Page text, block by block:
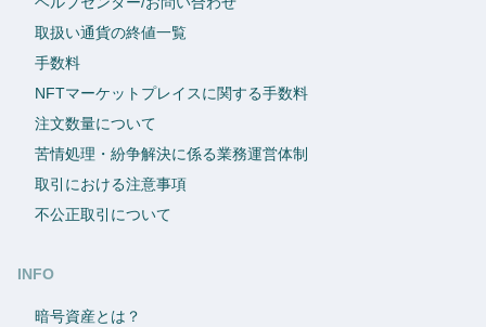
取扱い通貨の終値一覧
手数料
NFTマーケットプレイスに関する手数料
注文数量について
苦情処理・紛争解決に係る業務運営体制
取引における注意事項
不公正取引について
INFO
暗号資産とは？